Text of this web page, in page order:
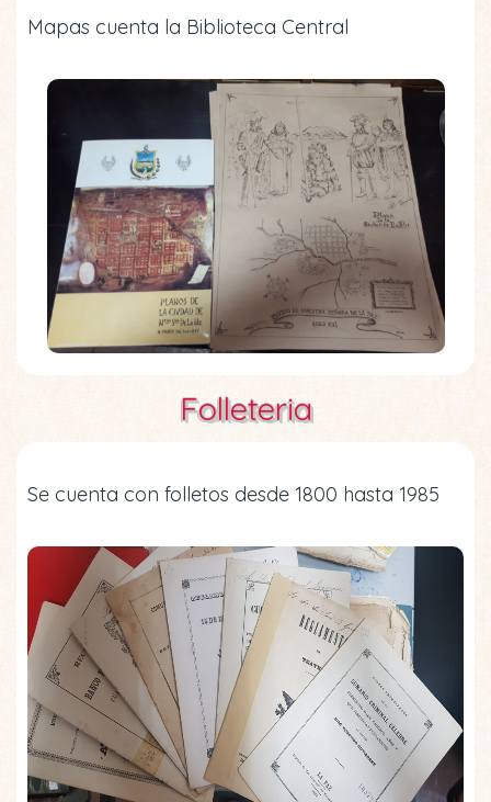
Mapas cuenta la Biblioteca Central
Folleteria
Se cuenta con folletos desde 1800 hasta 1985